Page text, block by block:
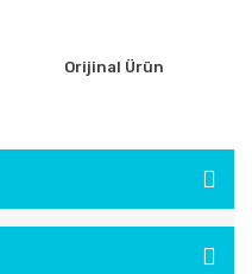
Orijinal Ürün